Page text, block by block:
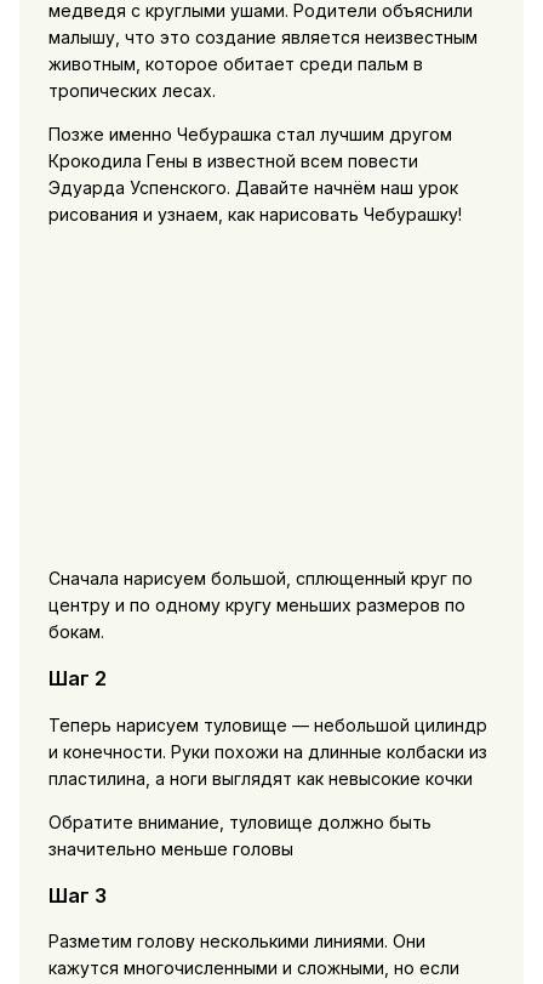
медведя с круглыми ушами. Родители объяснили
малышу, что это создание является неизвестным
животным, которое обитает среди пальм в
тропических лесах.
Позже именно Чебурашка стал лучшим другом
Крокодила Гены в известной всем повести
Эдуарда Успенского. Давайте начнём наш урок
рисования и узнаем, как нарисовать Чебурашку!
Сначала нарисуем большой, сплющенный круг по
центру и по одному кругу меньших размеров по
бокам.
Шаг 2
Теперь нарисуем туловище — небольшой цилиндр
и конечности. Руки похожи на длинные колбаски из
пластилина, а ноги выглядят как невысокие кочки
Обратите внимание, туловище должно быть
значительно меньше головы
Шаг 3
Разметим голову несколькими линиями. Они
кажутся многочисленными и сложными, но если